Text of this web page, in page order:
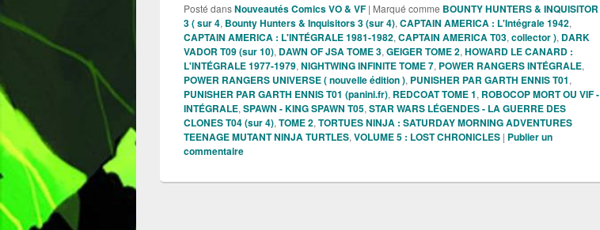
Posté dansNouveautés Comics VO & VF | Marqué comme BOUNTY HUNTERS & INQUISITOR
3 ( sur 4, Bounty Hunters & Inquisitors 3 (sur 4), CAPTAIN AMERICA : L'Intégrale 1942,
CAPTAIN AMERICA : L'INTÉGRALE 1981-1982, CAPTAIN AMERICA T03, collector ), DARK
VADOR T09 (sur 10), DAWN OF JSA TOME 3, GEIGER TOME 2, HOWARD LE CANARD :
L'INTÉGRALE 1977-1979, NIGHTWING INFINITE TOME 7, POWER RANGERS INTÉGRALE,
POWER RANGERS UNIVERSE ( nouvelle édition ), PUNISHER PAR GARTH ENNIS T01,
PUNISHER PAR GARTH ENNIS T01 (panini.fr), REDCOAT TOME 1, ROBOCOP MORT OU VIF -
INTÉGRALE, SPAWN - KING SPAWN T05, STAR WARS LÉGENDES - LA GUERRE DES
CLONES T04 (sur 4), TOME 2, TORTUES NINJA : SATURDAY MORNING ADVENTURES
TEENAGE MUTANT NINJA TURTLES, VOLUME 5 : LOST CHRONICLES | Publier un
commentaire